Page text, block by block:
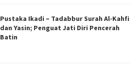
Pustaka Ikadi – Tadabbur Surah Al-Kahfi
dan Yasin; Penguat Jati Diri Pencerah
Batin